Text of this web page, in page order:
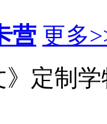
营 更多
》定制